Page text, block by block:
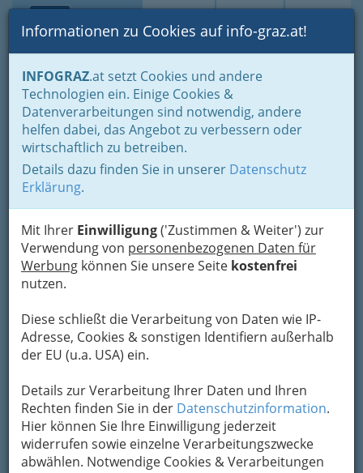
Suche Login Toggle
Informationen zu Cookies auf info-graz.at!
INFOGRAZ.at setzt Cookies und andere
Technologien ein. Einige Cookies &
Datenverarbeitungen sind notwendig, andere
helfen dabei, das Angebot zu verbessern oder
wirtschaftlich zu betreiben.
Details dazu finden Sie in unserer Datenschutz
Erklärung.
Mit Ihrer Einwilligung('Zustimmen & Weiter') zur
Verwendung von personenbezogenen Daten für
Werbung können Sie unsere Seite kostenfrei
nutzen.
Diese schließt die Verarbeitung von Daten wie IP-
Adresse, Cookies & sonstigen Identifiern außerhalb
der EU (u.a. USA) ein.
Details zur Verarbeitung Ihrer Daten und Ihren
Rechten finden Sie in der Datenschutzinformation.
Hier können Sie Ihre Einwilligung jederzeit
widerrufen sowie einzelne Verarbeitungszwecke
abwählen. Notwendige Cookies & Verarbeitungen
Home Lifestyle
Auf in den Festivalsommer!
Hieß es vor einigen Jahren noch 'Sommerzeit ist
Urlaubszeit', haben die Festivals dem
klassischen Sommerurlaub inzwischen den Rang
abgelaufen
Einige herausragende Festivals
des Sommers 2015
und Internetportale nach Reisezielen und
Hotelbewertungen durchforstet wurden,
werden heute die Sommermonate unter
Ticketpreisen inFestival-Guides verplant.
Inzwischen wird die große Auswahl manchmal
regelrecht zur Qual, denn in jedem Jahr kommen
neue Festivals hinzu und alle versuchen, sich mit
international erfolgreichen Künstlern als